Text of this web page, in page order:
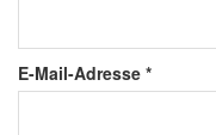
E-Mail-Adresse *